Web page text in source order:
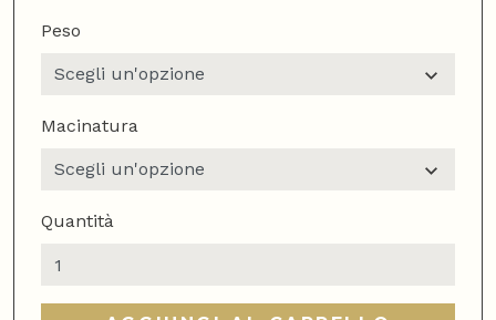
Peso
Macinatura
Quantità
Mokaflor
90/10